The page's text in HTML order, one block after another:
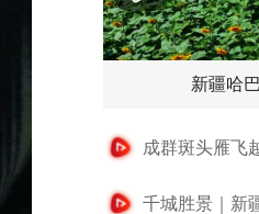
新疆哈
成群斑头雁飞
千城胜景｜新